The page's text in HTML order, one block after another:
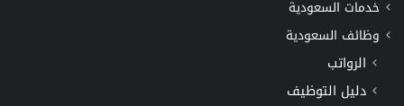
خدمات السعودية
وظائف السعودية
الرواتب
دليل التوظيف